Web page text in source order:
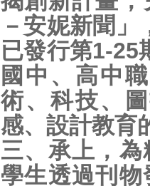
－安妮新聞
已發行第1-25
國中、高中
術、科技、
感、設計教育
三、承上，
學生透過刊